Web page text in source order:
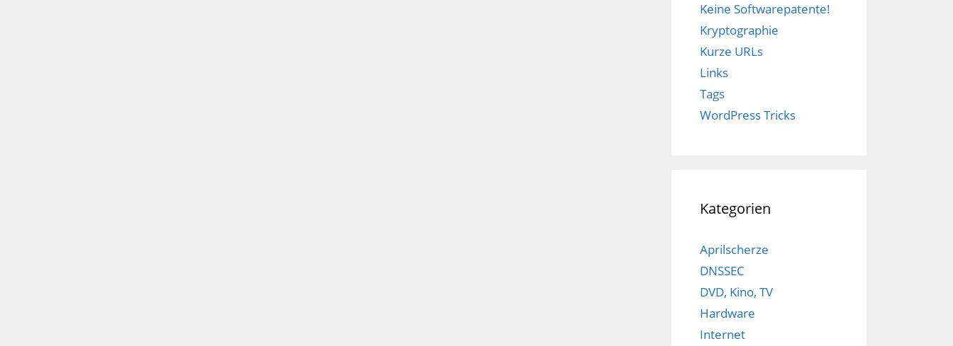
Keine Softwarepatente!
Kryptographie
Kurze URLs
Links
Tags
WordPress Tricks
Kategorien
Aprilscherze
DNSSEC
DVD, Kino, TV
Hardware
Internet